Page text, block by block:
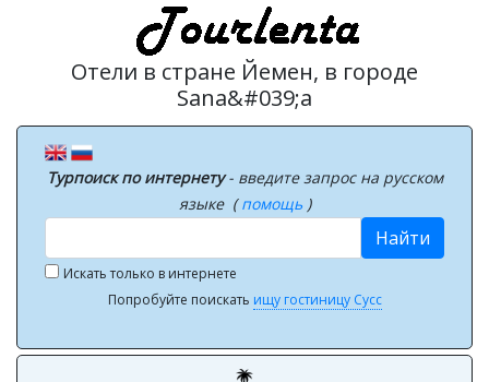
Отели в стране Йемен, в городе
Sana&#039;a
Турпоиск по интернету- введите запрос на русском
языке (помощь )
Найти
Искать только в интернете
Попробуйте поискать ищу гостиницу Сусс